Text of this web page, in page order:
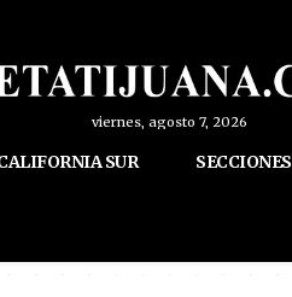
viernes, agosto 7, 2026
SUR SECCIONES